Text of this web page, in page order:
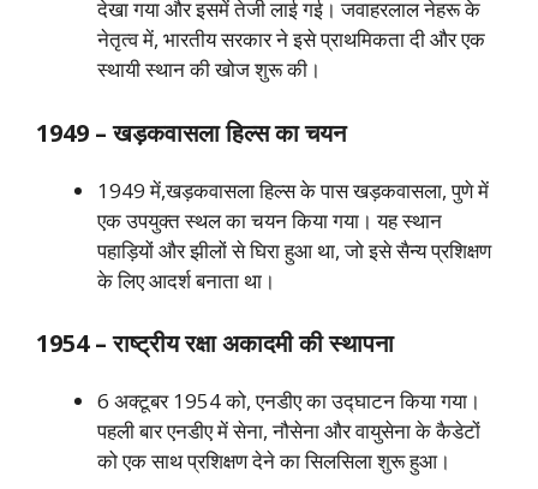
देखा गया और इसमें तेजी लाई गई। जवाहरलाल नेहरू के
नेतृत्व में, भारतीय सरकार ने इसे प्राथमिकता दी और एक
स्थायी स्थान की खोज शुरू की।
1949 – खड़कवासला हिल्स का चयन
1949 में,खड़कवासला हिल्स के पास खड़कवासला, पुणे में
एक उपयुक्त स्थल का चयन किया गया। यह स्थान
पहाड़ियों और झीलों से घिरा हुआ था, जो इसे सैन्य प्रशिक्षण
के लिए आदर्श बनाता था।
1954 – राष्ट्रीय रक्षा अकादमी की स्थापना
6 अक्टूबर 1954 को, एनडीए का उद्घाटन किया गया।
पहली बार एनडीए में सेना, नौसेना और वायुसेना के कैडेटों
को एक साथ प्रशिक्षण देने का सिलसिला शुरू हुआ।